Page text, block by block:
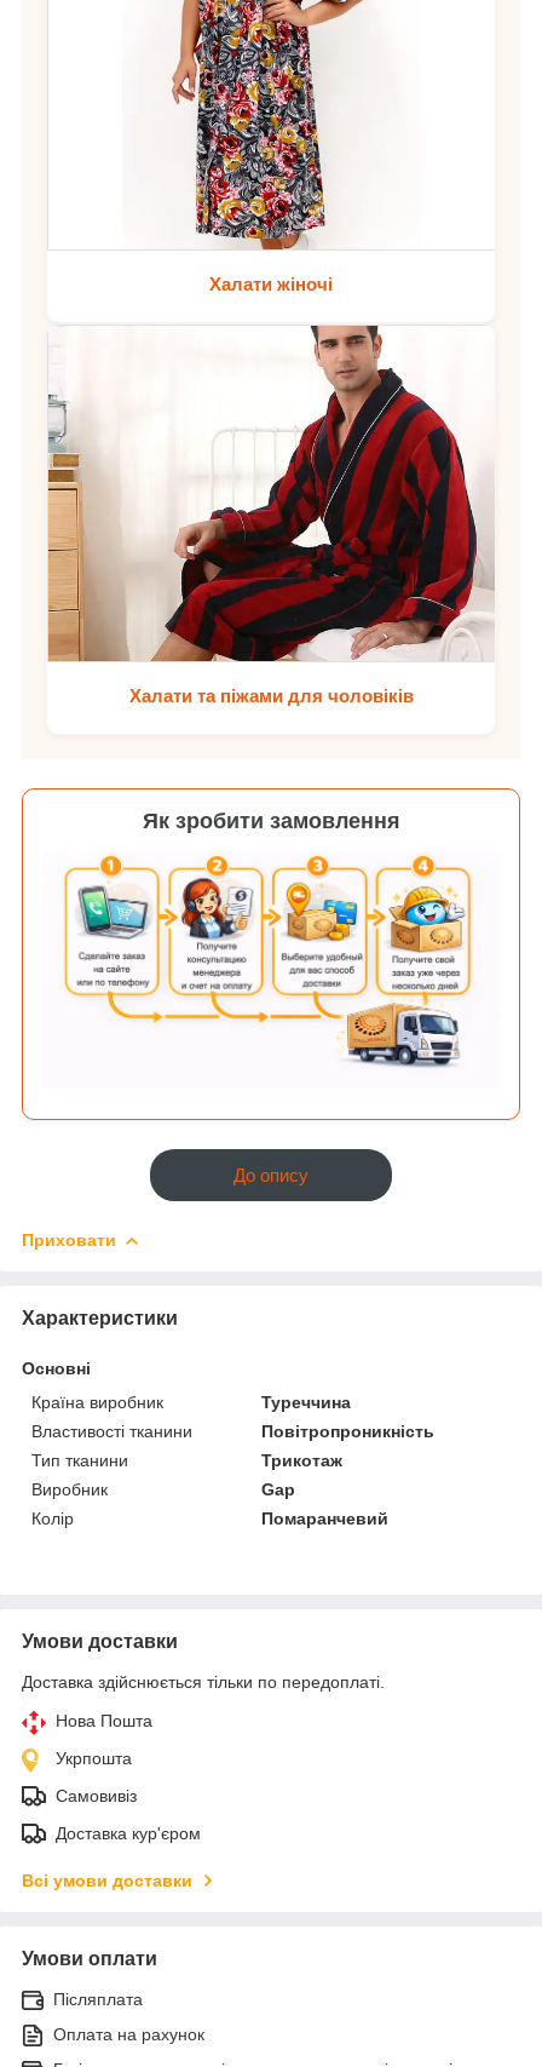
Халати жіночі
Халати та піжами для чоловіків
Як зробити замовлення
До опису
Приховати
Характеристики
Основні
Країна виробник
Туреччина
Властивості тканини
Повітропроникність
Тип тканини
Трикотаж
Виробник
Gap
Колір
Помаранчевий
Умови доставки
Доставка здійснюється тільки по передоплаті.
Нова Пошта
Укрпошта
Самовивіз
Доставка кур'єром
Всі умови доставки
Умови оплати
Післяплата
Оплата на рахунок